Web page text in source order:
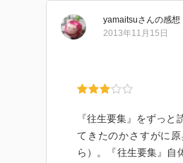
yamaitsuさんの感想
2013年11月15日
『往生要集』をずっ
てきたのかさすがに
ら）。『往生要集』自